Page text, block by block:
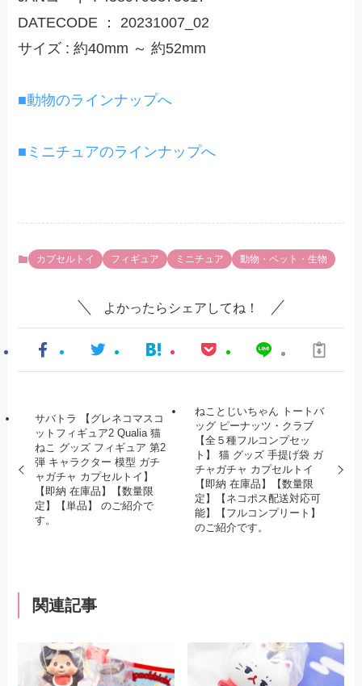
DATECODE ： 20231007_02
サイズ : 約40mm ～ 約52mm
■動物のラインナップへ
■ミニチュアのラインナップへ
カプセルトイ フィギュア ミニチュア 動物・ペット・生物
よかったらシェアしてね！
サバトラ 【グレネコマスコ
ットフィギュア2 Qualia 猫
ねこ グッズ フィギュア 第2
弾 キャラクター 模型 ガチ
ャガチャ カプセルトイ】
【即納 在庫品】【数量限
定】【単品】 のご紹介で
す。
ねことじいちゃん トートバ
ッグ ピーナッツ・クラブ
【全５種フルコンプセッ
ト】 猫 グッズ 手提げ袋 ガ
チャガチャ カプセルトイ
【即納 在庫品】【数量限
定】【ネコポス配送対応可
能】【フルコンプリート】
のご紹介です。
関連記事